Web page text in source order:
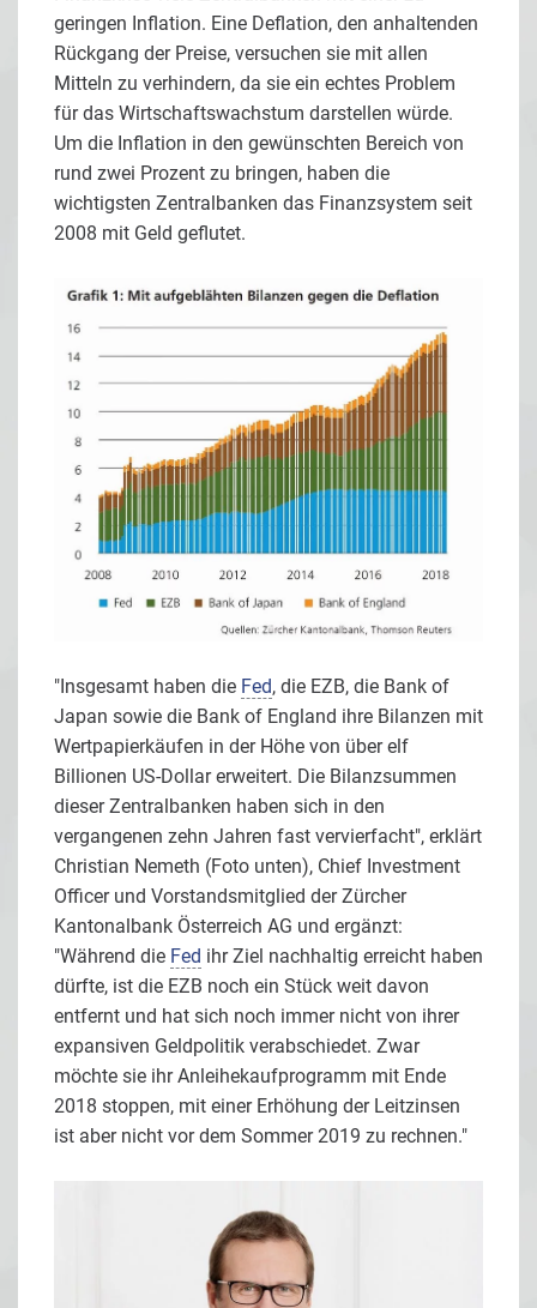
geringen Inflation. Eine Deflation, den anhaltenden
Rückgang der Preise, versuchen sie mit allen
Mitteln zu verhindern, da sie ein echtes Problem
für das Wirtschaftswachstum darstellen würde.
Um die Inflation in den gewünschten Bereich von
rund zwei Prozent zu bringen, haben die
wichtigsten Zentralbanken das Finanzsystem seit
2008 mit Geld geflutet.
"Insgesamt haben die Fed, die EZB, die Bank of
Japan sowie die Bank of England ihre Bilanzen mit
Wertpapierkäufen in der Höhe von über elf
Billionen US-Dollar erweitert. Die Bilanzsummen
dieser Zentralbanken haben sich in den
vergangenen zehn Jahren fast vervierfacht", erklärt
Christian Nemeth (Foto unten), Chief Investment
Officer und Vorstandsmitglied der Zürcher
Kantonalbank Österreich AG und ergänzt:
"Während die Fed ihr Ziel nachhaltig erreicht haben
dürfte, ist die EZB noch ein Stück weit davon
entfernt und hat sich noch immer nicht von ihrer
expansiven Geldpolitik verabschiedet. Zwar
möchte sie ihr Anleihekaufprogramm mit Ende
2018 stoppen, mit einer Erhöhung der Leitzinsen
ist aber nicht vor dem Sommer 2019 zu rechnen."